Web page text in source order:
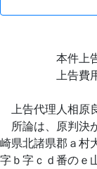
主
本件上告を
上告費用は上
理
上告代理人相原
所論は、原判決
崎県北諸県郡ａ村
字ｂ字ｃｄ番のｅ